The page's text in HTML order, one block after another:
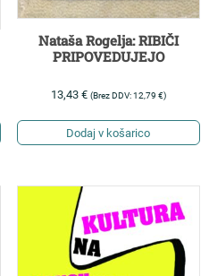
Nataša Rogelja: RIBIČI
PRIPOVEDUJEJO
13,43 € (Brez DDV:12,79 €)
Dodaj v košarico